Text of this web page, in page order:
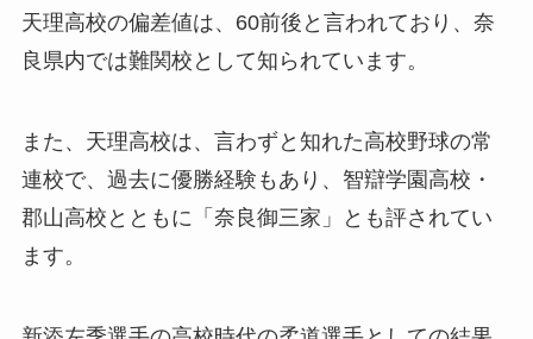
天理高校の偏差値は、60前後と言われており、奈
良県内では難関校として知られています。
また、天理高校は、言わずと知れた高校野球の常
連校で、過去に優勝経験もあり、智辯学園高校・
郡山高校とともに「奈良御三家」とも評されてい
ます。